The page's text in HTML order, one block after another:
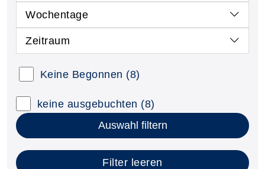
Wochentage
Zeitraum
Keine Begonnen (8)
keine ausgebuchten (8)
Auswahl filtern
Filter leeren